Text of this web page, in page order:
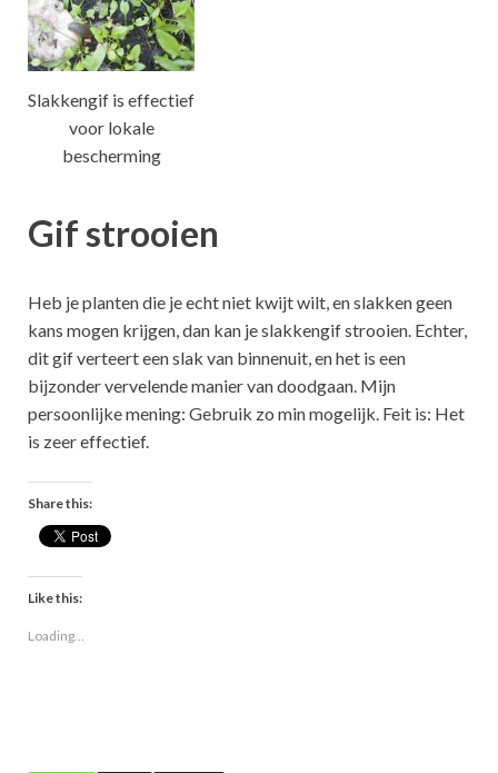
Slakkengif is effectief
voor lokale
bescherming
Gif strooien
Heb je planten die je echt niet kwijt wilt, en slakken geen
kans mogen krijgen, dan kan je slakkengif strooien. Echter,
dit gif verteert een slak van binnenuit, en het is een
bijzonder vervelende manier van doodgaan. Mijn
persoonlijke mening: Gebruik zo min mogelijk. Feit is: Het
is zeer effectief.
Share this:
Like this:
Loading...